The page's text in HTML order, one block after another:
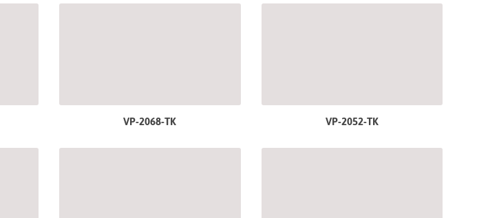
VP-2068-TK VP-2052-TK